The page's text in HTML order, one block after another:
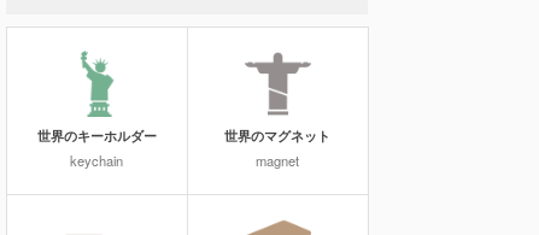
世界のキーホルダー
keychain
世界のマグネット
magnet